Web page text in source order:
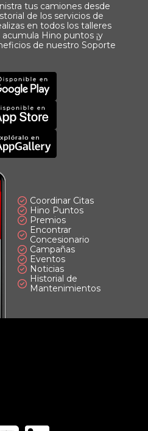
tus camiones desde
de los servicios de
en todos los talleres
Hino puntos ¡y
de nuestro Soporte
Coordinar Citas
Hino Puntos
Premios
Encontrar
Concesionario
Campañas
Eventos
Noticias
Historial de
Mantenimientos